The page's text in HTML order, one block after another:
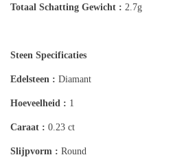
Totaal Schatting Gewicht : 2.7g
Steen Specificaties
Edelsteen : Diamant
Hoeveelheid : 1
Caraat : 0.23 ct
Slijpvorm : Round